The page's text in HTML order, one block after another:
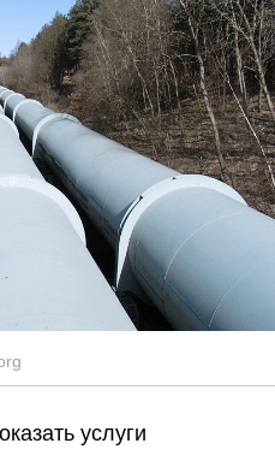
услуги